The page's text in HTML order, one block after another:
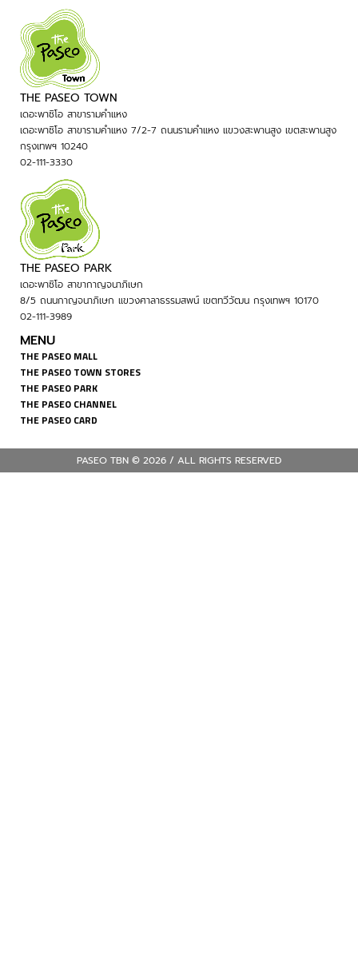
THE PASEO TOWN
เดอะพาซิโอ สาขารามคำแหง
เดอะพาซิโอ สาขารามคำแหง 7/2-7 ถนนรามคำแหง แขวงสะพานสูง เขตสะพานสูง
กรุงเทพฯ 10240
02-111-3330
THE PASEO PARK
เดอะพาซิโอ สาขากาญจนาภิเษก
8/5 ถนนกาญจนาภิเษก แขวงศาลาธรรมสพน์ เขตทวีวัฒน กรุงเทพฯ 10170
02-111-3989
MENU
THE PASEO MALL
THE PASEO TOWN STORES
THE PASEO PARK
THE PASEO CHANNEL
THE PASEO CARD
PASEO TBN © 2026 / ALL RIGHTS RESERVED